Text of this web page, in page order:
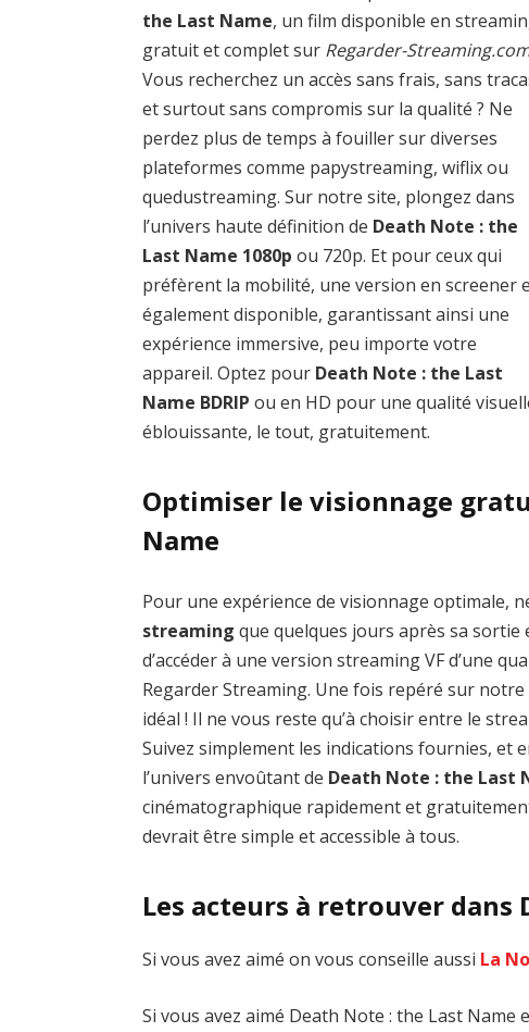
the Last Name, un film disponible en
gratuit et complet sur Regarder-
Vous recherchez un accès sans frais, sans
et surtout sans compromis sur la qualité ? Ne
perdez plus de temps à fouiller sur diverses
plateformes comme papystreaming, wiflix ou
quedustreaming. Sur notre site, plongez dans
l’univers haute définition de Death Note : the
Last Name 1080p ou 720p. Et pour ceux qui
préfèrent la mobilité, une version en screener
également disponible, garantissant ainsi une
expérience immersive, peu importe votre
appareil. Optez pour Death Note : the Last
Name BDRIP ou en HD pour une qualité
éblouissante, le tout, gratuitement.
Optimiser le visionnage
Name
Pour une expérience de visionnage optimale,
streaming que quelques jours après sa sortie
d’accéder à une version streaming VF d’une
Regarder Streaming. Une fois repéré sur
idéal ! Il ne vous reste qu’à choisir entre le
Suivez simplement les indications fournies, et
l’univers envoûtant de Death Note : the Last
cinématographique rapidement et
devrait être simple et accessible à tous.
Les acteurs à retrouver dans
Si vous avez aimé on vous conseille aussi La
Si vous avez aimé Death Note : the Last